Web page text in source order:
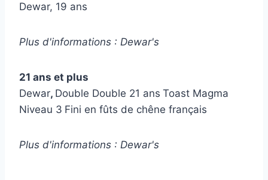
Dewar, 19 ans
Plus d'informations : Dewar's
21 ans et plus
Dewar, Double Double 21 ans Toast Magma
Niveau 3 Fini en fûts de chêne français
Plus d'informations : Dewar's